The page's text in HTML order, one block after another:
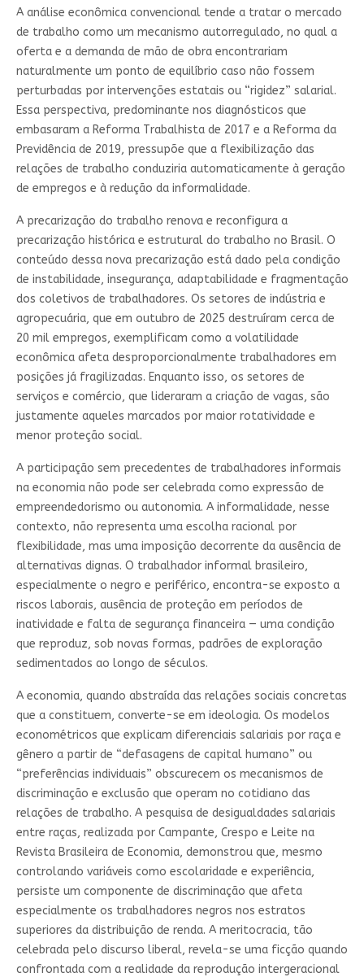
A análise econômica convencional tende a tratar o mercado
de trabalho como um mecanismo autorregulado, no qual a
oferta e a demanda de mão de obra encontrariam
naturalmente um ponto de equilíbrio caso não fossem
perturbadas por intervenções estatais ou “rigidez” salarial.
Essa perspectiva, predominante nos diagnósticos que
embasaram a Reforma Trabalhista de 2017 e a Reforma da
Previdência de 2019, pressupõe que a flexibilização das
relações de trabalho conduziria automaticamente à geração
de empregos e à redução da informalidade.
A precarização do trabalho renova e reconfigura a
precarização histórica e estrutural do trabalho no Brasil. O
conteúdo dessa nova precarização está dado pela condição
de instabilidade, insegurança, adaptabilidade e fragmentação
dos coletivos de trabalhadores. Os setores de indústria e
agropecuária, que em outubro de 2025 destruíram cerca de
20 mil empregos, exemplificam como a volatilidade
econômica afeta desproporcionalmente trabalhadores em
posições já fragilizadas. Enquanto isso, os setores de
serviços e comércio, que lideraram a criação de vagas, são
justamente aqueles marcados por maior rotatividade e
menor proteção social.
A participação sem precedentes de trabalhadores informais
na economia não pode ser celebrada como expressão de
empreendedorismo ou autonomia. A informalidade, nesse
contexto, não representa uma escolha racional por
flexibilidade, mas uma imposição decorrente da ausência de
alternativas dignas. O trabalhador informal brasileiro,
especialmente o negro e periférico, encontra-se exposto a
riscos laborais, ausência de proteção em períodos de
inatividade e falta de segurança financeira — uma condição
que reproduz, sob novas formas, padrões de exploração
sedimentados ao longo de séculos.
A economia, quando abstraída das relações sociais concretas
que a constituem, converte-se em ideologia. Os modelos
econométricos que explicam diferenciais salariais por raça e
gênero a partir de “defasagens de capital humano” ou
“preferências individuais” obscurecem os mecanismos de
discriminação e exclusão que operam no cotidiano das
relações de trabalho. A pesquisa de desigualdades salariais
entre raças, realizada por Campante, Crespo e Leite na
Revista Brasileira de Economia, demonstrou que, mesmo
controlando variáveis como escolaridade e experiência,
persiste um componente de discriminação que afeta
especialmente os trabalhadores negros nos estratos
superiores da distribuição de renda. A meritocracia, tão
celebrada pelo discurso liberal, revela-se uma ficção quando
confrontada com a realidade da reprodução intergeracional